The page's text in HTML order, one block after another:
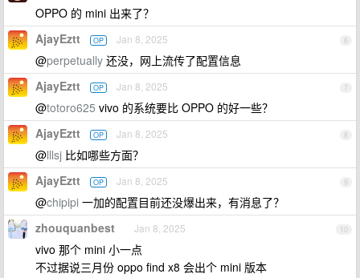
OPPO 的 mini 出来了？
6
AjayEztt OP Jan 8, 2025
@perpetually 还没，网上流传了配置信息
7
AjayEztt OP Jan 8, 2025
@totoro625 vivo 的系统要比 OPPO 的好一些？
8
AjayEztt OP Jan 8, 2025
@lllsj 比如哪些方面？
9
AjayEztt OP Jan 8, 2025
@chipipi 一加的配置目前还没爆出来，有消息了？
10
zhouquanbest Jan 8, 2025
vivo 那个 mini 小一点
不过据说三月份 oppo find x8 会出个 mini 版本